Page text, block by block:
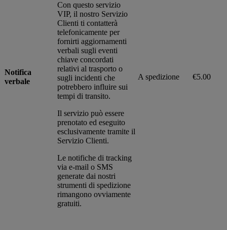
Notifica
verbale
Con questo servizio
VIP, il nostro Servizio
Clienti ti contatterà
telefonicamente per
fornirti aggiornamenti
verbali sugli eventi
chiave concordati
relativi al trasporto o
sugli incidenti che
potrebbero influire sui
tempi di transito.
Il servizio può essere
prenotato ed eseguito
esclusivamente tramite il
Servizio Clienti.
Le notifiche di tracking
via e-mail o SMS
generate dai nostri
strumenti di spedizione
rimangono ovviamente
gratuiti.
A spedizione €5.00